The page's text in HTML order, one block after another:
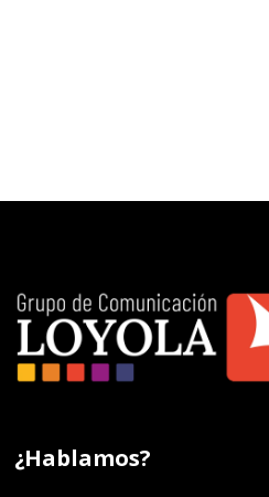
¿Hablamos?